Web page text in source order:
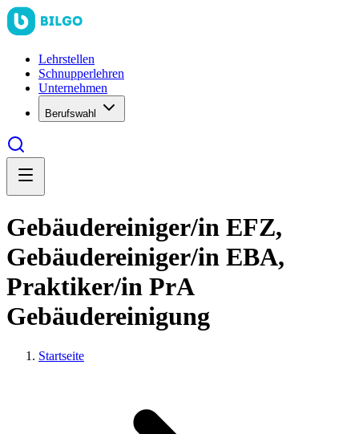
Lehrstellen
Schnupperlehren
Unternehmen
Berufswahl
Gebäudereiniger/in EFZ,
Gebäudereiniger/in EBA,
Praktiker/in PrA
Gebäudereinigung
Startseite